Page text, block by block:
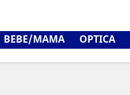
BEBE/MAMA OPTICA